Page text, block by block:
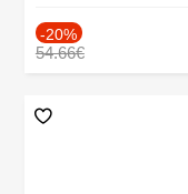
-20%
54.66€